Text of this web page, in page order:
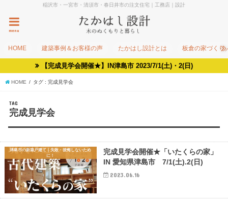
稲沢市・一宮市・清須市・春日井市の注文住宅｜工務店｜設計
menu
HOME 建築事例＆お客様の声 たかはし設計とは 板倉の家づくり
【完成見学会開催★】IN津島市 2023/7/1(土)・2(日)
HOME タグ : 完成見学会
TAG
完成見学会
津島市の新築戸建て｜失敗・後悔しないため
に！
完成見学会開催★「いたくらの家」
IN 愛知県津島市 7/1(土).2(日)
2023.06.16